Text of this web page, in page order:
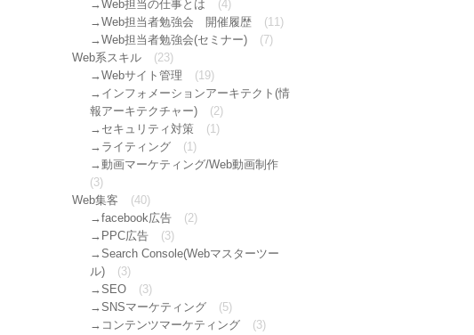
Web担当の仕事とは
(4)
Web担当者勉強会 開催履歴
(11)
Web担当者勉強会(セミナー)
(7)
Web系スキル
(23)
Webサイト管理
(19)
インフォメーションアーキテクト(情
報アーキテクチャー)
(2)
セキュリティ対策
(1)
ライティング
(1)
動画マーケティング/Web動画制作
(3)
Web集客
(40)
facebook広告
(2)
PPC広告
(3)
Search Console(Webマスターツー
ル)
(3)
SEO
(3)
SNSマーケティング
(5)
コンテンツマーケティング
(3)